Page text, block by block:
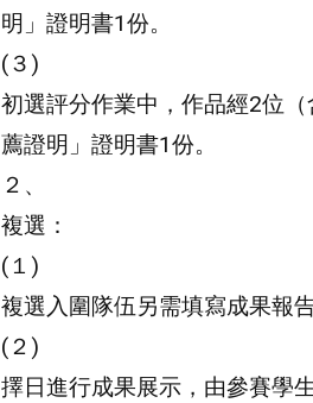
明」證明書1份。
(３)
初選評分作業中，作品經2位
薦證明」證明書1份。
２、
複選：
(１)
複選入圍隊伍另需填寫成果報
(２)
擇日進行成果展示，由參賽學